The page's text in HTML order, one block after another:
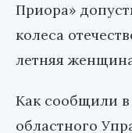
Приора»
колеса
летняя
Как сообщили
областного